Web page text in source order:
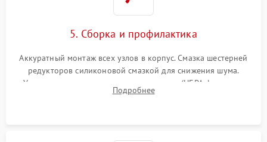
5. Сборка и профилактика
Аккуратный монтаж всех узлов в корпус. Смазка шестерней
редукторов силиконовой смазкой для снижения шума.
Установка новых расходных материалов (HEPA-фильтров,
микрофибры, щеток). Надежная фиксация разъемов и
Подробнее